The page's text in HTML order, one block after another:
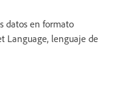
datos en formato
Language, lenguaje de